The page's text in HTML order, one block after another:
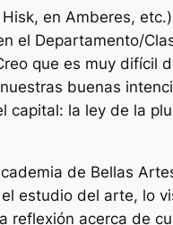
en Amberes,
el Departamento/
que es muy difícil
buenas
la ley de la
de Bellas
estudio del arte, lo
acerca de